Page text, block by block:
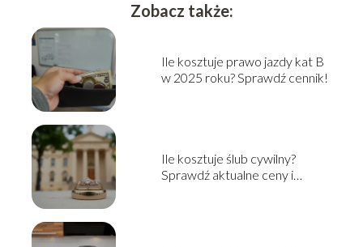
Zobacz także:
Ile kosztuje prawo jazdy kat B
w 2025 roku? Sprawdź cennik!
Ile kosztuje ślub cywilny?
Sprawdź aktualne ceny i